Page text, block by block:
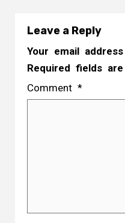
Leave a Reply
Your email
Required fields
Comment *